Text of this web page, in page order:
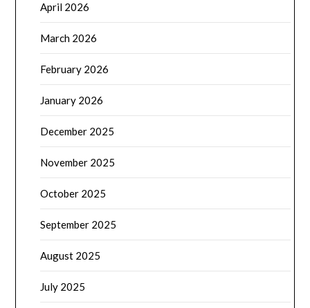
April 2026
March 2026
February 2026
January 2026
December 2025
November 2025
October 2025
September 2025
August 2025
July 2025